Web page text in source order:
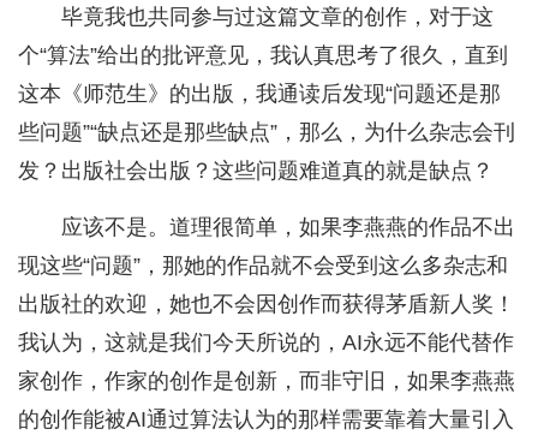
毕竟我也共同参与过这篇文章的创作，对于这
个“算法”给出的批评意见，我认真思考了很久，直到
这本《师范生》的出版，我通读后发现“问题还是那
些问题”“缺点还是那些缺点”，那么，为什么杂志会刊
发？出版社会出版？这些问题难道真的就是缺点？
应该不是。道理很简单，如果李燕燕的作品不出
现这些“问题”，那她的作品就不会受到这么多杂志和
出版社的欢迎，她也不会因创作而获得茅盾新人奖！
我认为，这就是我们今天所说的，AI永远不能代替作
家创作，作家的创作是创新，而非守旧，如果李燕燕
的创作能被AI通过算法认为的那样需要靠着大量引入